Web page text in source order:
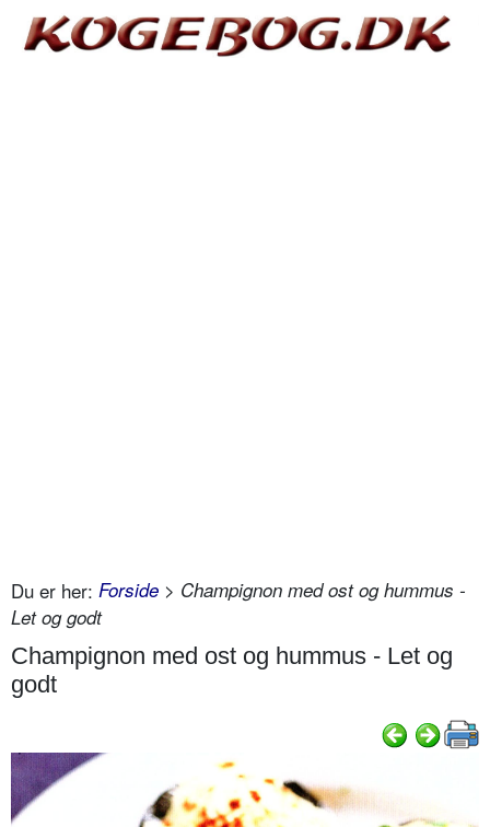
Du er her: Forside > Champignon med ost og hummus -
Let og godt
Champignon med ost og hummus - Let og
godt